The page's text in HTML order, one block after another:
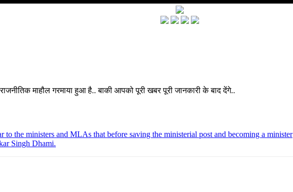
माहौल गरमाया हुआ है.. बाकी आपको पूरी खबर पूरी जानकारी के बाद देंगे..
to the ministers and MLAs that before saving the ministerial post and becoming a minister
Singh Dhami.